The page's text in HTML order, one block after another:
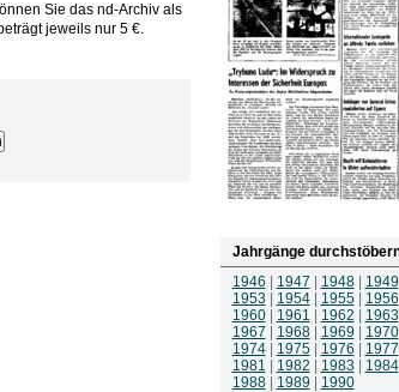
Sie das nd-Archiv als
jeweils nur 5 €.
Jahrgänge
1946
1947 1948| 1949
1953
1954| 1955| 1956
1960| 1961 1962 1963
1967
1968| 1969 1970
1974| 1975| 1976 1977
1981
1982 1983 1984
1988| 1989 1990